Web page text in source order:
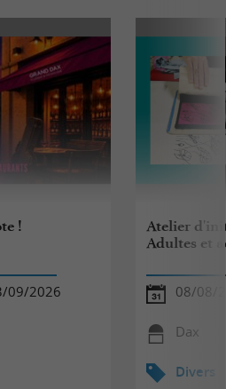
!
09/2026
Atelier
Adultes et
08/08/
Dax
Divers